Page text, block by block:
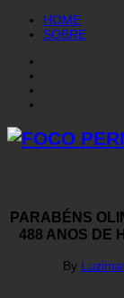
HOME
SOBRE
PARABÉNS
488 ANOS DE
By